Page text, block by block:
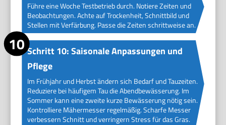
Führe eine Woche Testbetrieb durch. Notiere Zeiten und
Beobachtungen. Achte auf Trockenheit, Schnittbild und
Stellen mit Verfärbung. Passe die Zeiten schrittweise an.
Schritt 10: Saisonale Anpassungen und
Pflege
Im Frühjahr und Herbst ändern sich Bedarf und Tauzeiten.
Reduziere bei häufigem Tau die Abendbewässerung. Im
Sommer kann eine zweite kurze Bewässerung nötig sein.
Kontrolliere Mähermesser regelmäßig. Scharfe Messer
verbessern Schnitt und verringern Stress für das Gras.